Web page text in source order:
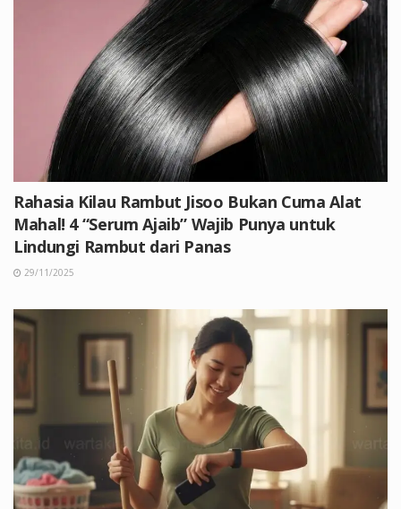
Rahasia Kilau Rambut Jisoo Bukan Cuma Alat
Mahal! 4 “Serum Ajaib” Wajib Punya untuk
Lindungi Rambut dari Panas
29/11/2025